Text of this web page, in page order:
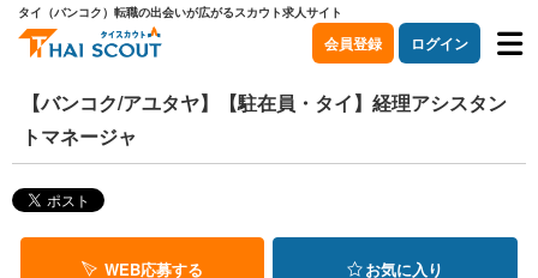
タイ（バンコク）転職の出会いが広がるスカウト求人サイト
会員登録 ログイン
【バンコク/アユタヤ】【駐在員・タイ】経理アシスタン
トマネージャ
WEB応募する お気に入り